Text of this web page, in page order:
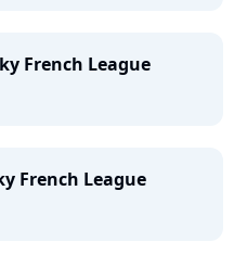
French League
French League